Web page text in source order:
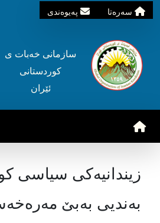
سه‌ره‌تا په‌یوه‌ندی
سازمانی خه‌بات ی
کوردستانی
ئێران
بەندیی بەبێ